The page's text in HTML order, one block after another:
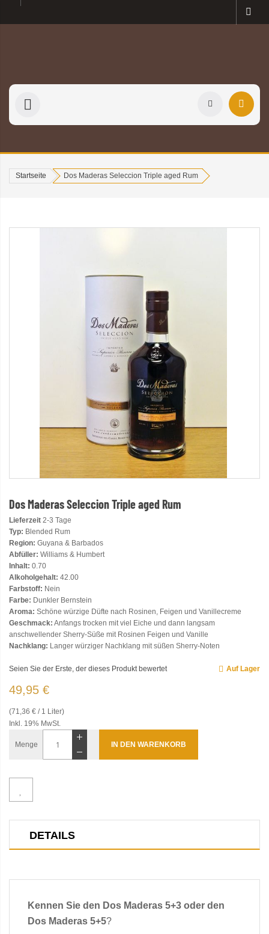
Startseite Dos Maderas Seleccion Triple aged Rum
Dos Maderas Seleccion Triple aged Rum
Lieferzeit 2-3 Tage
Typ: Blended Rum
Region: Guyana & Barbados
Abfüller: Williams & Humbert
Inhalt: 0.70
Alkoholgehalt: 42.00
Farbstoff: Nein
Farbe: Dunkler Bernstein
Aroma: Schöne würzige Düfte nach Rosinen, Feigen und Vanillecreme
Geschmack: Anfangs trocken mit viel Eiche und dann langsam
anschwellender Sherry-Süße mit Rosinen Feigen und Vanille
Nachklang: Langer würziger Nachklang mit süßen Sherry-Noten
Auf Lager
Seien Sie der Erste, der dieses Produkt bewertet
49,95 €
(71,36 € / 1 Liter)
Inkl. 19% MwSt.
Menge IN DEN WARENKORB
DETAILS
Kennen Sie den Dos Maderas 5+3 oder den
Dos Maderas 5+5?